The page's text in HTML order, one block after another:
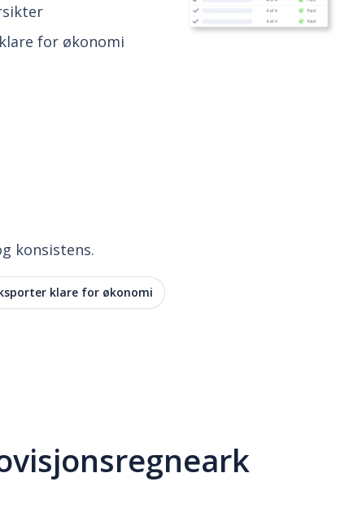
for økonomi
konsistens.
klare for økonomi